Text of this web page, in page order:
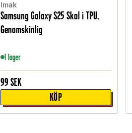
Imak
Samsung Galaxy S25 Skal i TPU,
Genomskinlig
I lager
99 SEK
KÖP